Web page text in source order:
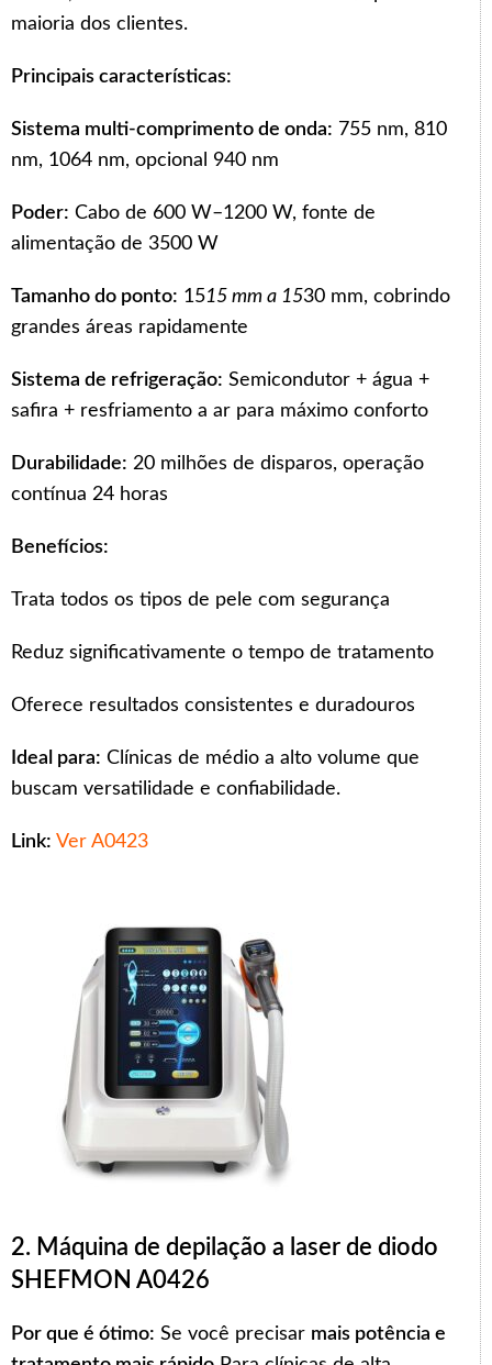
maioria dos clientes.
Principais características:
Sistema multi-comprimento de onda: 755 nm, 810
nm, 1064 nm, opcional 940 nm
Poder: Cabo de 600 W–1200 W, fonte de
alimentação de 3500 W
Tamanho do ponto: 1515 mm a 1530 mm, cobrindo
grandes áreas rapidamente
Sistema de refrigeração: Semicondutor + água +
safira + resfriamento a ar para máximo conforto
Durabilidade: 20 milhões de disparos, operação
contínua 24 horas
Benefícios:
Trata todos os tipos de pele com segurança
Reduz significativamente o tempo de tratamento
Oferece resultados consistentes e duradouros
Ideal para: Clínicas de médio a alto volume que
buscam versatilidade e confiabilidade.
Link: Ver A0423
2. Máquina de depilação a laser de diodo
SHEFMON A0426
Por que é ótimo: Se você precisar mais potência e